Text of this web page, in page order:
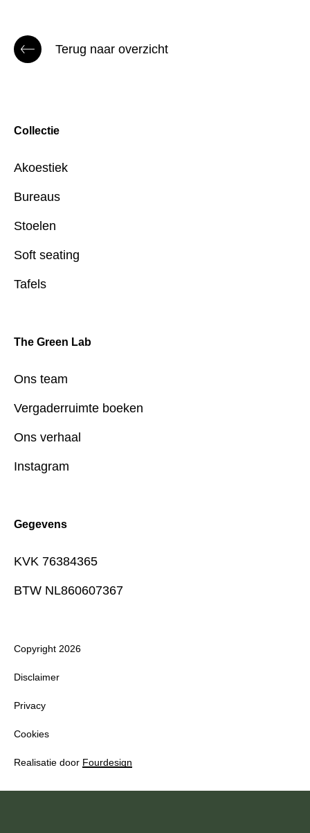
Terug naar overzicht
Collectie
Akoestiek
Bureaus
Stoelen
Soft seating
Tafels
The Green Lab
Ons team
Vergaderruimte boeken
Ons verhaal
Instagram
Gegevens
KVK 76384365
BTW NL860607367
Copyright 2026
Disclaimer
Privacy
Cookies
Realisatie door Fourdesign